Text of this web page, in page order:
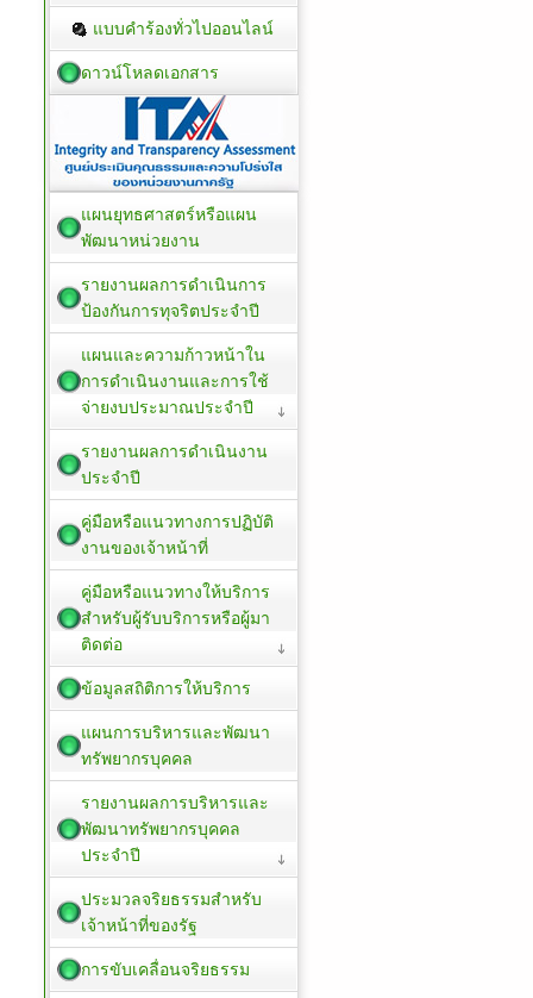
แบบคำร้องทั่วไปออนไลน์
ดาวน์โหลดเอกสาร
แผนยุทธศาสตร์หรือแผน
พัฒนาหน่วยงาน
รายงานผลการดำเนินการ
ป้องกันการทุจริตประจำปี
แผนและความก้าวหน้าใน
การดำเนินงานและการใช้
จ่ายงบประมาณประจำปี
รายงานผลการดำเนินงาน
ประจำปี
คู่มือหรือแนวทางการปฏิบัติ
งานของเจ้าหน้าที่
คู่มือหรือแนวทางให้บริการ
สำหรับผู้รับบริการหรือผู้มา
ติดต่อ
ข้อมูลสถิติการให้บริการ
แผนการบริหารและพัฒนา
ทรัพยากรบุคคล
รายงานผลการบริหารและ
พัฒนาทรัพยากรบุคคล
ประจำปี
ประมวลจริยธรรมสำหรับ
เจ้าหน้าที่ของรัฐ
การขับเคลื่อนจริยธรรม